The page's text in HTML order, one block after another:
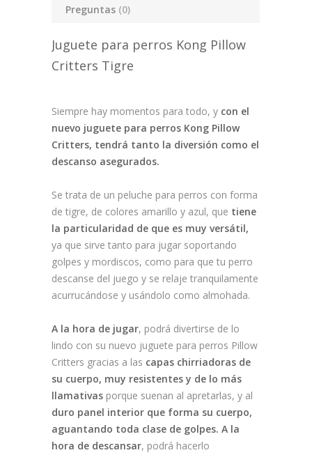
Preguntas (0)
Juguete para perros Kong Pillow
Critters Tigre
Siempre hay momentos para todo, y con el
nuevo juguete para perros Kong Pillow
Critters, tendrá tanto la diversión como el
descanso asegurados.
Se trata de un peluche para perros con forma
de tigre, de colores amarillo y azul, que tiene
la particularidad de que es muy versátil,
ya que sirve tanto para jugar soportando
golpes y mordiscos, como para que tu perro
descanse del juego y se relaje tranquilamente
acurrucándose y usándolo como almohada.
A la hora de jugar, podrá divertirse de lo
lindo con su nuevo juguete para perros Pillow
Critters gracias a las capas chirriadoras de
su cuerpo, muy resistentes y de lo más
llamativas porque suenan al apretarlas, y al
duro panel interior que forma su cuerpo,
aguantando toda clase de golpes. A la
hora de descansar, podrá hacerlo